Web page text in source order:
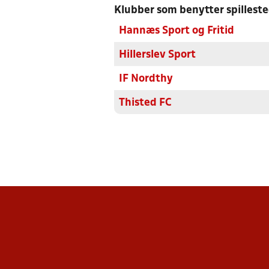
Klubber som benytter
Hannæs Sport og Fritid
Hillerslev Sport
IF Nordthy
Thisted FC